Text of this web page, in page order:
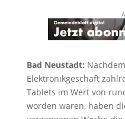
Bad Neustadt:
Elektronikgeschäft
Tablets im Wert von
worden waren, haben